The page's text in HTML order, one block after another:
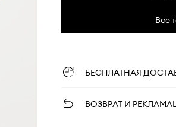
Все
БЕСПЛАТНАЯ
ВОЗВРАТ И